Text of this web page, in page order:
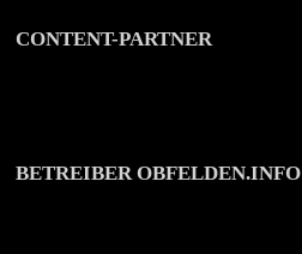
CONTENT-PARTNER
BETREIBER OBFELDEN.INFO